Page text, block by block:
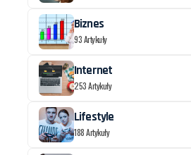
Biznes
93 Artykuły
Internet
253 Artykuły
Lifestyle
188 Artykuły